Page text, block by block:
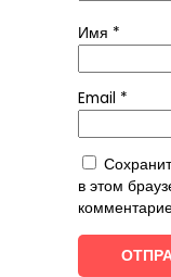
Имя *
Email *
в этом